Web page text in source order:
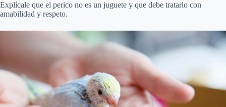
Explícale que el perico no es un juguete y que debe tratarlo con
amabilidad y respeto.